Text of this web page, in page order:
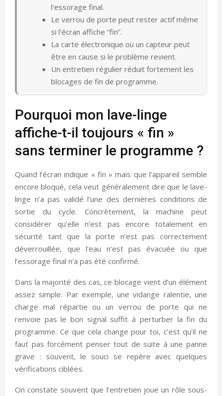
l’essorage final.
Le verrou de porte peut rester actif même
si l’écran affiche “fin”.
La carte électronique ou un capteur peut
être en cause si le problème revient.
Un entretien régulier réduit fortement les
blocages de fin de programme.
Pourquoi mon lave-linge
affiche-t-il toujours « fin »
sans terminer le programme ?
Quand l’écran indique « fin » mais que l’appareil semble
encore bloqué, cela veut généralement dire que le lave-
linge n’a pas validé l’une des dernières conditions de
sortie du cycle. Concrètement, la machine peut
considérer qu’elle n’est pas encore totalement en
sécurité tant que la porte n’est pas correctement
déverrouillée, que l’eau n’est pas évacuée ou que
l’essorage final n’a pas été confirmé.
Dans la majorité des cas, ce blocage vient d’un élément
assez simple. Par exemple, une vidange ralentie, une
charge mal répartie ou un verrou de porte qui ne
renvoie pas le bon signal suffit à perturber la fin du
programme. Ce que cela change pour toi, c’est qu’il ne
faut pas forcément penser tout de suite à une panne
grave : souvent, le souci se repère avec quelques
vérifications ciblées.
On constate souvent que l’entretien joue un rôle sous-